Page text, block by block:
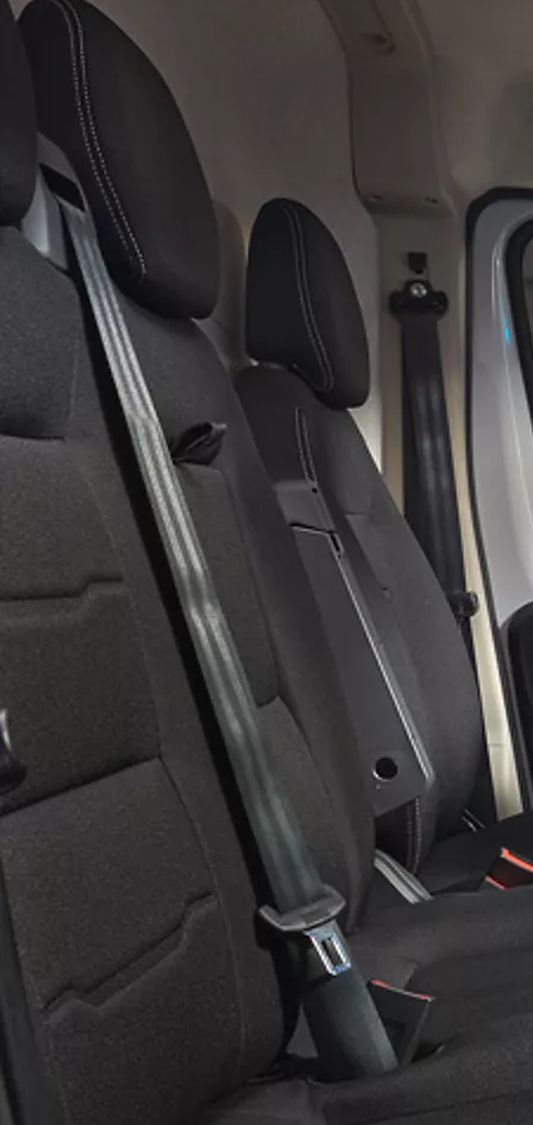
Toyota Rahoitusleasing
Toyota Rahoitusleasing on määräaikaista vuokraamista, joka vapauttaa yrityksissä auton ostoon sitoutuvaa
pääomaa. Rahoitusleasingissa sovitaan vuokra-aika ja jäännösarvo. Sopimuksessa ei ole kilometrirajoitusta, ja
huolehdit itse ajoneuvon huolto- ja ylläpitokustannuksista.
Toyota Easy Osamaksu
Toyota Easy Osamaksu on osamaksurahoitus taatulla hyvityshinnalla. Sopimuskauden lopussa voit päättää
vaihdatko uuteen, pidätkö vai palautatko auton. Voit muuttaa sopimuskilometrejä tai vaihtaa auton tarvittaessa
Luotettava vakuutus ajoneuvollesi
Toyota Vakuutus on suunniteltu turvaamaan Toyotasi parhaalla mahdollisella tavalla. Riippumatta siitä, onko
autosi saanut pelti-, kone- tai lasivaurioita, takaamme, että saat apua autollesi valtuutetulta Toyota-korjaamolta.
Autosi korjataan oikein alkuperäisillä osilla, ja näin autosi säilyttää korkean turvallisuustason ja